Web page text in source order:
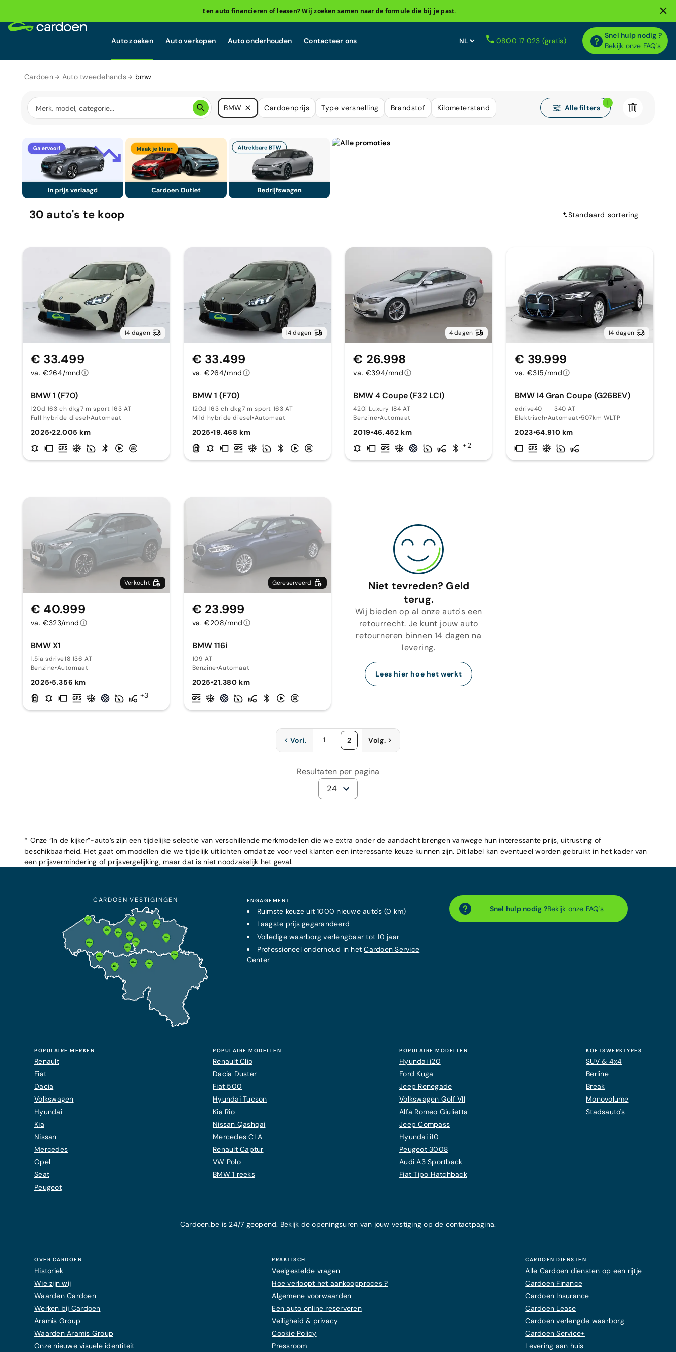
Een auto financieren of leasen? Wij zoeken samen naar de formule die bij je past.
Auto zoeken Auto verkopen Auto onderhouden Contacteer ons 0800 17 023 (gratis)
Snel hulp nodig ?
Bekijk onze FAQ's
Cardoen Auto tweedehands bmw
BMW Cardoenprijs Type versnelling Brandstof Kilometerstand Alle filters
1
30 auto'ste koop Standaard sortering
14 dagen
BMW 1 (F70)
120d 163 ch dkg7 m sport 163 AT
Full hybride diesel•Automaat
2025•22.005 km
€ 33.499
va. €264/mnd
14 dagen
BMW 1 (F70)
120d 163 ch dkg7 m sport 163 AT
Mild hybride diesel•Automaat
2025•19.468 km
€ 33.499
va. €264/mnd
4 dagen
BMW 4 Coupe (F32 LCI)
420i Luxury 184 AT
Benzine•Automaat
2019•46.452 km
+2
€ 26.998
va. €394/mnd
14 dagen
BMW I4 Gran Coupe (G26BEV)
edrive40 - - 340 AT
Elektrisch•Automaat•507km WLTP
2023•64.910 km
€ 39.999
va. €315/mnd
Verkocht
BMW X1
1.5ia sdrive18 136 AT
Benzine•Automaat
2025•5.356 km
+3
€ 40.999
va. €323/mnd
Gereserveerd
BMW 116i
109 AT
Benzine•Automaat
2025•21.380 km
€ 23.999
va. €208/mnd
Niet tevreden? Geld
terug.
Wij bieden op al onze auto's een
retourrecht. Je kunt jouw auto
retourneren binnen 14 dagen na
levering.
Lees hier hoe het werkt
Vori. 1 2 Volg.
Resultaten per pagina
24
* Onze “In de kijker”-auto’s zijn een tijdelijke selectie van verschillende merkmodellen die we extra onder de aandacht brengen vanwege hun interessante prijs, uitrusting of
beschikbaarheid. Het gaat om modellen die we tijdelijk uitlichten omdat ze voor veel klanten een interessante keuze kunnen zijn. Dit label kan eventueel worden gebruikt in het kader van
een prijsvermindering of prijsvergelijking, maar dat is niet noodzakelijk het geval.
Snel hulp nodig ?Bekijk onze FAQ's
ENGAGEMENT
Ruimste keuze uit 1000 nieuwe auto's (0 km)
Laagste prijsgegarandeerd
Volledige waarborg verlengbaartot 10 jaar
Professioneel onderhoud in hetCardoen Service
Center
CARDOEN VESTIGINGEN
POPULAIRE MERKEN
Renault
Fiat
Dacia
Volkswagen
Hyundai
Kia
Nissan
Mercedes
Opel
Seat
Peugeot
POPULAIRE MODELLEN
Renault Clio
Dacia Duster
Fiat 500
Hyundai Tucson
Kia Rio
Nissan Qashqai
Mercedes CLA
Renault Captur
VW Polo
BMW 1 reeks
POPULAIRE MODELLEN
Hyundai i20
Ford Kuga
Jeep Renegade
Volkswagen Golf VII
Alfa Romeo Giulietta
Jeep Compass
Hyundai i10
Peugeot 3008
Audi A3 Sportback
Fiat Tipo Hatchback
KOETSWERKTYPES
SUV & 4x4
Berline
Break
Monovolume
Stadsauto's
Cardoen.be is 24/7 geopend. Bekijk de openingsuren van jouw vestiging op de contactpagina.
OVER CARDOEN
Historiek
Wie zijn wij
Waarden Cardoen
Werken bij Cardoen
Aramis Group
Waarden Aramis Group
Onze nieuwe visuele identiteit
PRAKTISCH
Veelgestelde vragen
Hoe verloopt het aankoopproces ?
Algemene voorwaarden
Een auto online reserveren
Veiligheid & privacy
Cookie Policy
Pressroom
CARDOEN DIENSTEN
Alle Cardoen diensten op een rijtje
Cardoen Finance
Cardoen Insurance
Cardoen Lease
Cardoen verlengde waarborg
Cardoen Service+
Levering aan huis